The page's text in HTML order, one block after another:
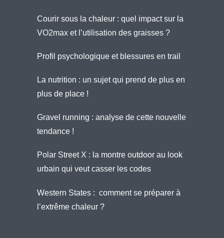
Courir sous la chaleur : quel impact sur la
VO2max et l’utilisation des graisses ?
Profil psychologique et blessures en trail
La nutrition : un sujet qui prend de plus en
plus de place !
Gravel running : analyse de cette nouvelle
tendance !
Polar Street X : la montre outdoor au look
urbain qui veut casser les codes
Western States : comment se préparer à
l’extrême chaleur ?